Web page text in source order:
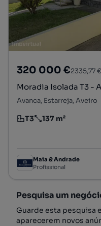
320 000 €2335,77
Moradia Isolada T3 -
Avanca, Estarreja, Aveiro
Tipologia
T3
Preço por metro
137 m²
Maia & Andrade
Profissional
Pesquisa um
Guarde esta pesquisa
aparecerem novos